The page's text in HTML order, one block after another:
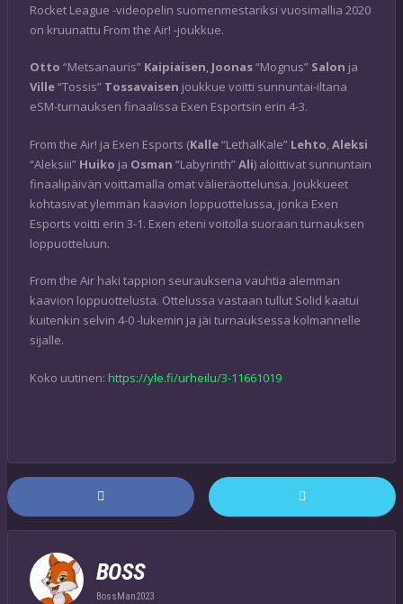
Rocket League -videopelin suomenmestariksi vuosimallia 2020
on kruunattu From the Air! -joukkue.
Otto “Metsanauris” Kaipiaisen, Joonas“Mognus” Salon ja
Ville“Tossis” Tossavaisen joukkue voitti sunnuntai-iltana
eSM-turnauksen finaalissa Exen Esportsin erin 4-3.
From the Air! ja Exen Esports (Kalle“LethalKale” Lehto,Aleksi
“Aleksiii” Huiko ja Osman “Labyrinth”Ali) aloittivat sunnuntain
finaalipäivän voittamalla omat välieräottelunsa. Joukkueet
kohtasivat ylemmän kaavion loppuottelussa, jonka Exen
Esports voitti erin 3-1. Exen eteni voitolla suoraan turnauksen
loppuotteluun.
From the Air haki tappion seurauksena vauhtia alemman
kaavion loppuottelusta. Ottelussa vastaan tullut Solid kaatui
kuitenkin selvin 4-0 -lukemin ja jäi turnauksessa kolmannelle
sijalle.
Koko uutinen: https://yle.fi/urheilu/3-11661019
BOSS
BossMan2023